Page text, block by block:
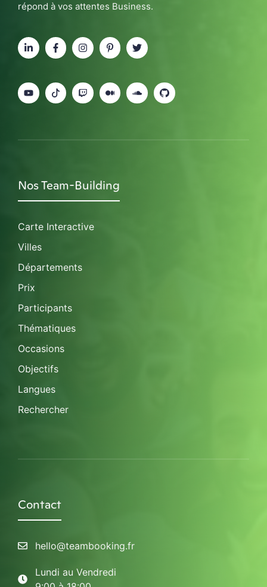
répond à vos attentes Business.
Nos Team-Building
Carte Interactive
Villes
Départements
Prix
Participants
Thématiques
Occasions
Objectifs
Langues
Rechercher
Contact
hello@teambooking.fr
Lundi au Vendredi